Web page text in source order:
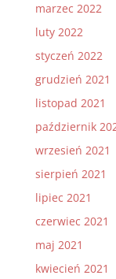
marzec 2022
luty 2022
styczeń 2022
grudzień 2021
listopad 2021
październik
wrzesień 2021
sierpień 2021
lipiec 2021
czerwiec 2021
maj 2021
kwiecień 2021